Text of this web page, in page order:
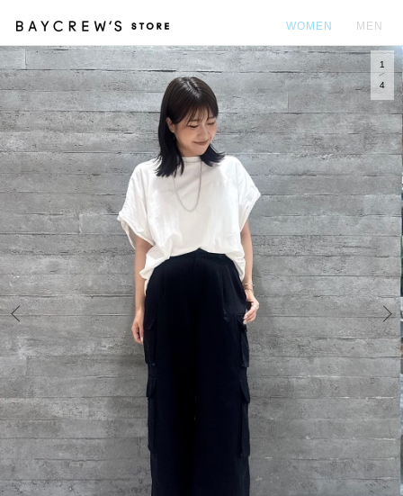
WOMEN MEN
Prev
1
4